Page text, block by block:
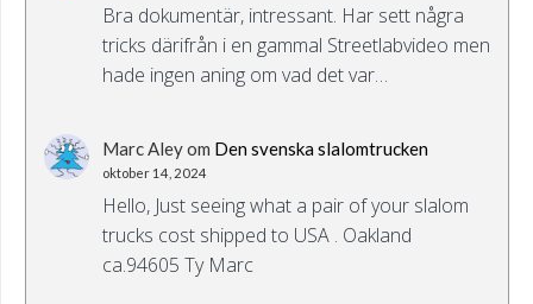
Bra dokumentär, intressant. Har sett några
tricks därifrån i en gammal Streetlabvideo men
hade ingen aning om vad det var…
Marc Aleyom Den svenska slalomtrucken
oktober 14, 2024
Hello, Just seeing what a pair of your slalom
trucks cost shipped to USA . Oakland
ca.94605 Ty Marc